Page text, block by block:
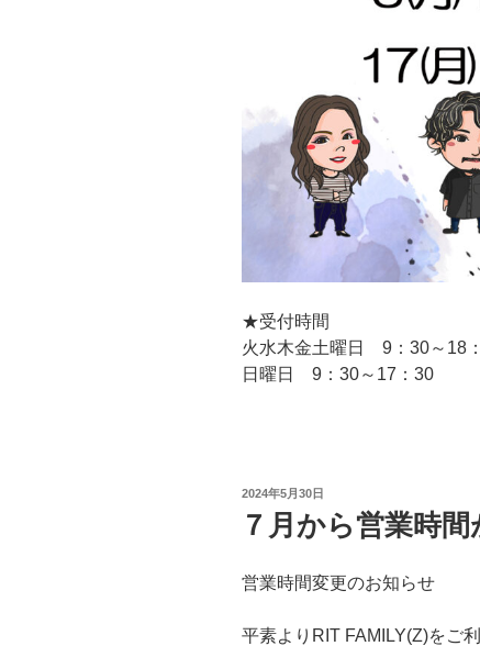
★受付時間
火水木金土曜日 9：30～18
日曜日 9：30～17：30
投
日:
2024年5月30日
７月から営業時間
営業時間変更のお知らせ
平素よりRIT FAMILY(Z)をご